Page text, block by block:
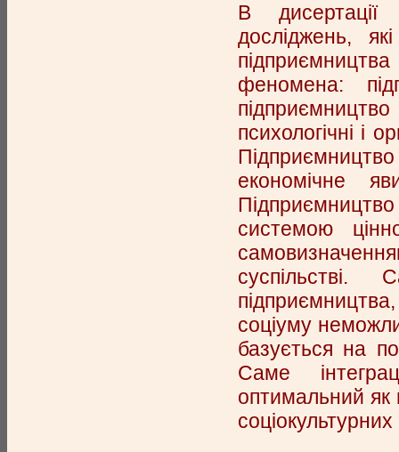
В дисертації
досліджень,
феномена:
психологічні і
економічне
системою
соціуму
базується на
Саме
оптимальний як